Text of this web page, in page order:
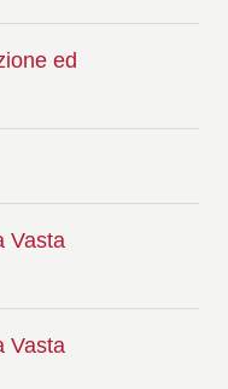
ed
Vasta
Vasta